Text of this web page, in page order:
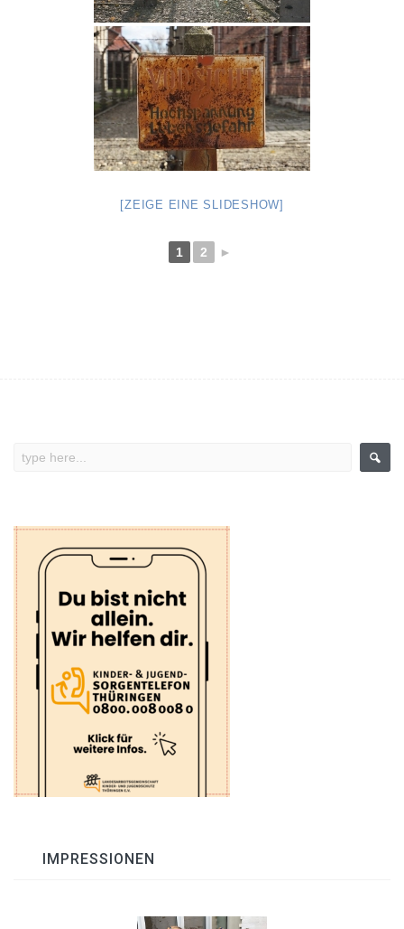
[ZEIGE EINE SLIDESHOW]
1 2 ►
IMPRESSIONEN